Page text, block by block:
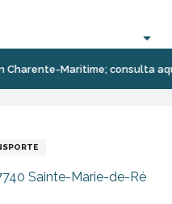
Maritime; consulta aquí
Tiendas
Sainte-Marie-de-Ré